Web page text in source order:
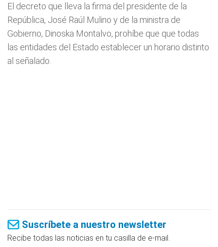
El decreto que lleva la firma del presidente de la
República, José Raúl Mulino y de la ministra de
Gobierno, Dinoska Montalvo, prohíbe que que todas
las entidades del Estado establecer un horario distinto
al señalado.
Suscríbete a nuestro newsletter
Recibe todas las noticias en tu casilla de e-mail.